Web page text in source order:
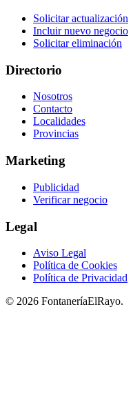
Solicitar actualización
Incluir nuevo negocio
Solicitar eliminación
Directorio
Nosotros
Contacto
Localidades
Provincias
Marketing
Publicidad
Verificar negocio
Legal
Aviso Legal
Política de Cookies
Política de Privacidad
© 2026 FontaneríaElRayo.